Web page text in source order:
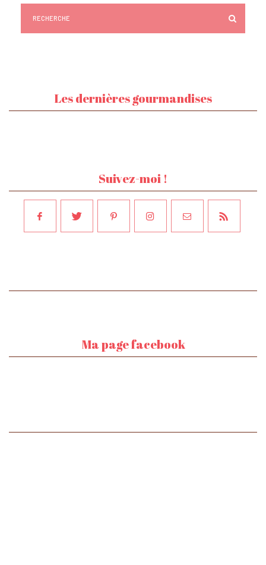
Les dernières gourmandises
Suivez-moi !
Ma page facebook